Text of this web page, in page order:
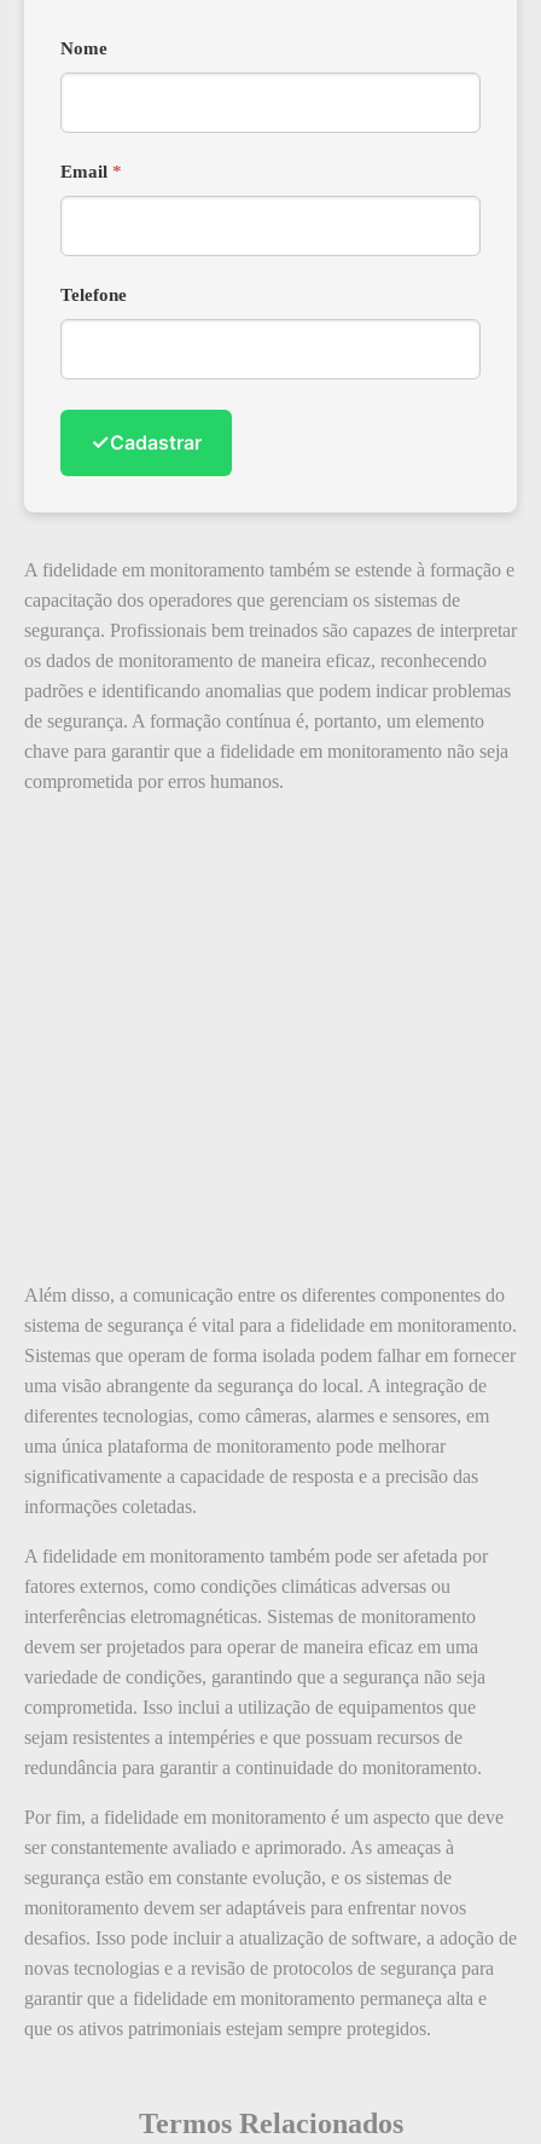
Nome
Email *
Telefone
✓Cadastrar
A fidelidade em monitoramento também se estende à formação e
capacitação dos operadores que gerenciam os sistemas de
segurança. Profissionais bem treinados são capazes de interpretar
os dados de monitoramento de maneira eficaz, reconhecendo
padrões e identificando anomalias que podem indicar problemas
de segurança. A formação contínua é, portanto, um elemento
chave para garantir que a fidelidade em monitoramento não seja
comprometida por erros humanos.
Além disso, a comunicação entre os diferentes componentes do
sistema de segurança é vital para a fidelidade em monitoramento.
Sistemas que operam de forma isolada podem falhar em fornecer
uma visão abrangente da segurança do local. A integração de
diferentes tecnologias, como câmeras, alarmes e sensores, em
uma única plataforma de monitoramento pode melhorar
significativamente a capacidade de resposta e a precisão das
informações coletadas.
A fidelidade em monitoramento também pode ser afetada por
fatores externos, como condições climáticas adversas ou
interferências eletromagnéticas. Sistemas de monitoramento
devem ser projetados para operar de maneira eficaz em uma
variedade de condições, garantindo que a segurança não seja
comprometida. Isso inclui a utilização de equipamentos que
sejam resistentes a intempéries e que possuam recursos de
redundância para garantir a continuidade do monitoramento.
Por fim, a fidelidade em monitoramento é um aspecto que deve
ser constantemente avaliado e aprimorado. As ameaças à
segurança estão em constante evolução, e os sistemas de
monitoramento devem ser adaptáveis para enfrentar novos
desafios. Isso pode incluir a atualização de software, a adoção de
novas tecnologias e a revisão de protocolos de segurança para
garantir que a fidelidade em monitoramento permaneça alta e
que os ativos patrimoniais estejam sempre protegidos.
Termos Relacionados